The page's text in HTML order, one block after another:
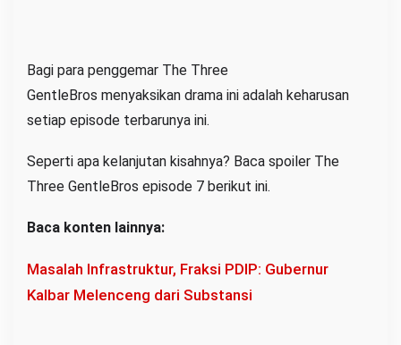
Bagi para penggemar The Three
GentleBros menyaksikan drama ini adalah keharusan
setiap episode terbarunya ini.
Seperti apa kelanjutan kisahnya? Baca spoiler The
Three GentleBros episode 7 berikut ini.
Baca konten lainnya:
Masalah Infrastruktur, Fraksi PDIP: Gubernur
Kalbar Melenceng dari Substansi